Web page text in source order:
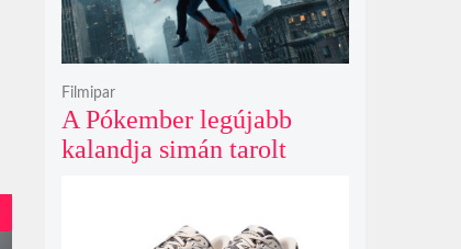
A Pókember legújabb
kalandja simán tarolt
második hétvégéjén
Filmipar